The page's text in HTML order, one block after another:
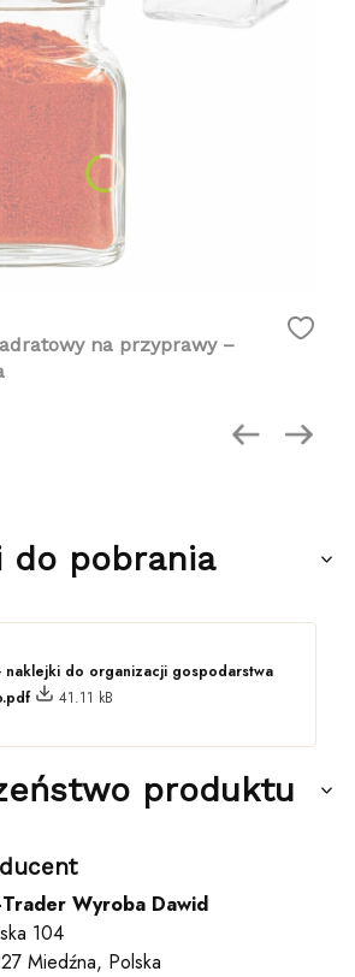
na przyprawy –
do pobrania
naklejki do organizacji gospodarstwa
41.11 kB
produktu
Trader Wyroba Dawid
104
Miedźna, Polska